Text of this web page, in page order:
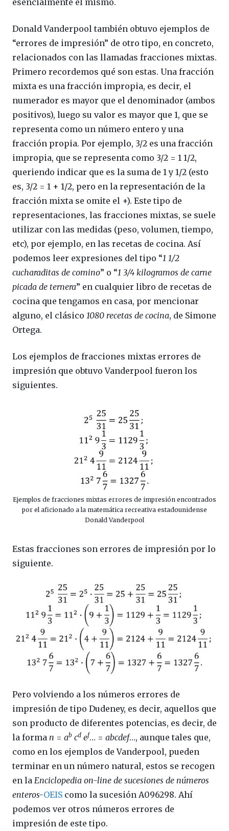
Donald Vanderpool también obtuvo ejemplos de
“errores de impresión” de otro tipo, en concreto,
relacionados con las llamadas fracciones mixtas.
Primero recordemos qué son estas. Una fracción
mixta es una fracción impropia, es decir, el
numerador es mayor que el denominador (ambos
positivos), luego su valor es mayor que 1, que se
representa como un número entero y una
fracción propia. Por ejemplo, 3/2 es una fracción
impropia, que se representa como 3/2 = 1 1/2,
queriendo indicar que es la suma de 1 y 1/2 (esto
es, 3/2 = 1 + 1/2, pero en la representación de la
fracción mixta se omite el +). Este tipo de
representaciones, las fracciones mixtas, se suele
utilizar con las medidas (peso, volumen, tiempo,
etc), por ejemplo, en las recetas de cocina. Así
podemos leer expresiones del tipo “1 1/2
cucharaditas de comino” o “1 3/4 kilogramos de carne
picada de ternera” en cualquier libro de recetas de
cocina que tengamos en casa, por mencionar
alguno, el clásico 1080 recetas de cocina, de Simone
Ortega.
Los ejemplos de fracciones mixtas errores de
impresión que obtuvo Vanderpool fueron los
siguientes.
Ejemplos de fracciones mixtas errores de impresión encontrados
por el aficionado a la matemática recreativa estadounidense
Donald Vanderpool
Estas fracciones son errores de impresión por lo
siguiente.
Pero volviendo a los números errores de
impresión de tipo Dudeney, es decir, aquellos que
son producto de diferentes potencias, es decir, de
la forma n = ab cd ef… = abcdef…, aunque tales que,
como en los ejemplos de Vanderpool, pueden
terminar en un número natural, estos se recogen
en la Enciclopedia on-line de sucesiones de números
enteros-OEIS como la sucesión A096298. Ahí
podemos ver otros números errores de
impresión de este tipo.